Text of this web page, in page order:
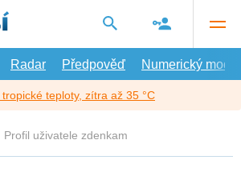
Radar Předpověď Numerický model
teploty, zítra až 35 °C
Profil uživatele zdenkam